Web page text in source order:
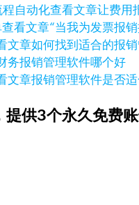
查看文章让费用
查看文章“当我为发票报
文章如何找到适合的报
务报销管理软件哪个好
文章报销管理软件是否
提供3个永久免费